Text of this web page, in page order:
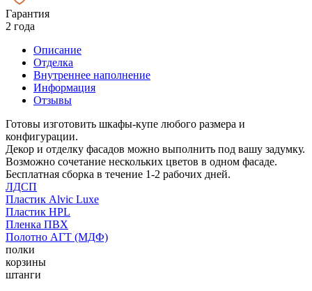
Гарантия
2 года
Описание
Отделка
Внутреннее наполнение
Информация
Отзывы
Готовы изготовить шкафы-купе любого размера и
конфигурации.
Декор и отделку фасадов можно выполнить под вашу задумку.
Возможно сочетание нескольких цветов в одном фасаде.
Бесплатная сборка в течение 1-2 рабочих дней.
ЛДСП
Пластик Alvic Luxe
Пластик HPL
Пленка ПВХ
Полотно АГТ (МДФ)
полки
корзины
штанги